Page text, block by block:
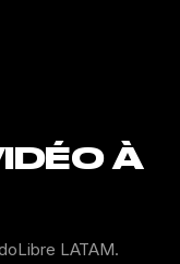
À
LATAM.